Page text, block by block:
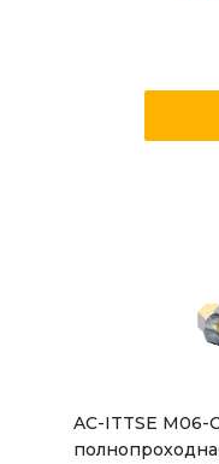
AC-ITTSE M06-